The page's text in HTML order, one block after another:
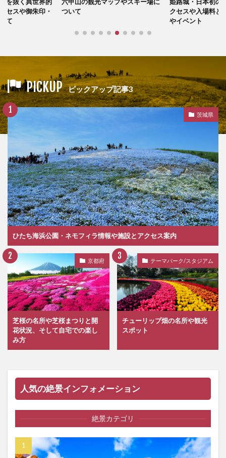
プやスキー場に
姫路城・日本初の世界遺産へのア
クセスや入場料と観光の見どころ
秋葉原観光の見ど
と便利な観光地図
PICKUP ピックアップ記事3
茨城県
ひたち海浜公園・ネモフィラ情報や施設とアクセス案内
京都府
芝桜の名所や芝桜まつりと開
花状況、そして自宅での楽し
み方
テーマパーク/スタジアム
チューリップ畑の名所や観光
スポット
人気の絶景インフォメーション
絶景カテゴリ